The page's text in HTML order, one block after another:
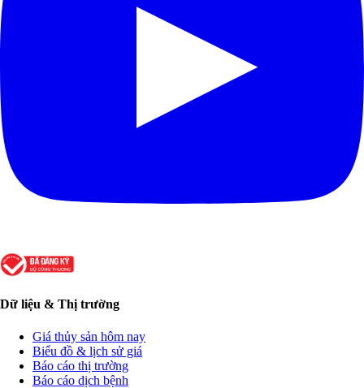
Dữ liệu & Thị trường
Giá thủy sản hôm nay
Biểu đồ & lịch sử giá
Báo cáo thị trường
Báo cáo dịch bệnh